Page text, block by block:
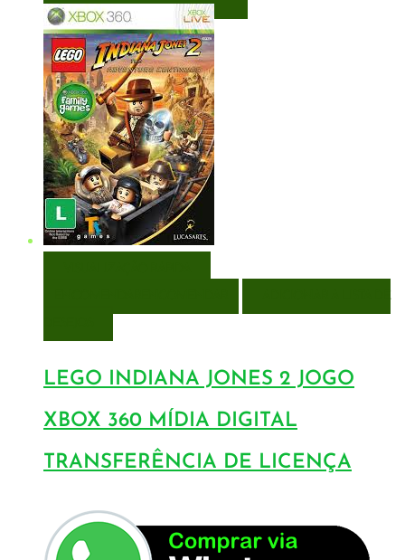
LEGO INDIANA JONES 2 JOGO
XBOX 360 MÍDIA DIGITAL
TRANSFERÊNCIA DE LICENÇA